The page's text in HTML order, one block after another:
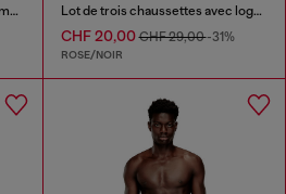
Short de bain avec imprimé trompe-l'œil denim Lot de trois chaussettes avec logo Diesel
CHF 20,00CHF 29,00-31%
ROSE/NOIR